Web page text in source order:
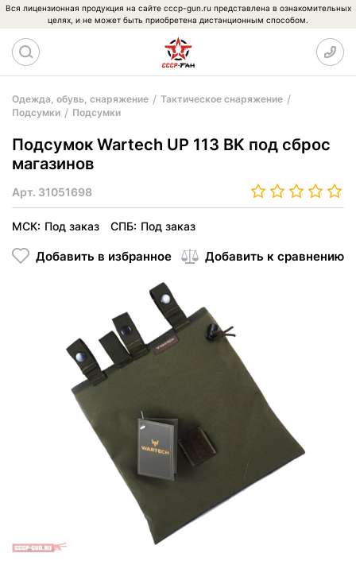
Вся лицензионная продукция на сайте cccp-gun.ru представлена в ознакомительных
целях, и не может быть приобретена дистанционным способом.
Одежда, обувь, снаряжение
Тактическое снаряжение
Подсумки
Подсумки
Подсумок Wartech UP 113 BK под сброс
магазинов
Арт. 31051698
МСК: Под заказ СПБ: Под заказ
Добавить в избранное Добавить к сравнению